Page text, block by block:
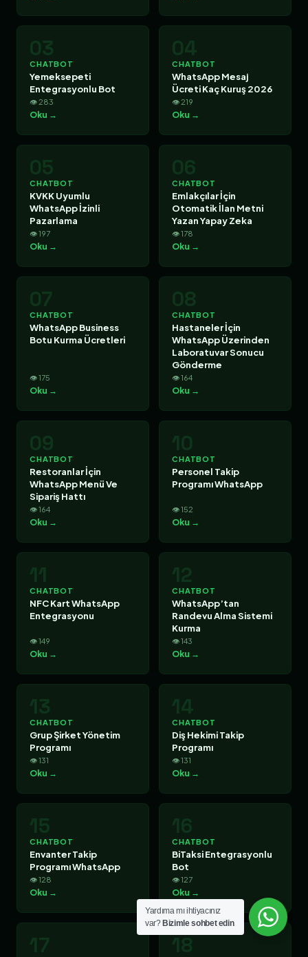
03
CHATBOT
Yemeksepeti
Entegrasyonlu Bot
👁 283
Oku →
04
CHATBOT
WhatsApp Mesaj
Ücreti Kaç Kuruş 2026
👁 219
Oku →
05
CHATBOT
KVKK Uyumlu
WhatsApp İzinli
Pazarlama
👁 197
Oku →
06
CHATBOT
Emlakçılar İçin
Otomatik İlan Metni
Yazan Yapay Zeka
👁 178
Oku →
07
CHATBOT
WhatsApp Business
Botu Kurma Ücretleri
👁 175
Oku →
08
CHATBOT
Hastaneler İçin
WhatsApp Üzerinden
Laboratuvar Sonucu
Gönderme
👁 164
Oku →
09
CHATBOT
Restoranlar İçin
WhatsApp Menü Ve
Sipariş Hattı
👁 164
Oku →
10
CHATBOT
Personel Takip
Programı WhatsApp
👁 152
Oku →
11
CHATBOT
NFC Kart WhatsApp
Entegrasyonu
👁 149
Oku →
12
CHATBOT
WhatsApp’tan
Randevu Alma Sistemi
Kurma
👁 143
Oku →
13
CHATBOT
Grup Şirket Yönetim
Programı
👁 131
Oku →
14
CHATBOT
Diş Hekimi Takip
Programı
👁 131
Oku →
15
CHATBOT
Envanter Takip
Programı WhatsApp
👁 128
Oku →
16
CHATBOT
BiTaksi Entegrasyonlu
Bot
👁 127
Oku →
17 18
Yardıma mı ihtiyacınız
var? Bizimle sohbet edin